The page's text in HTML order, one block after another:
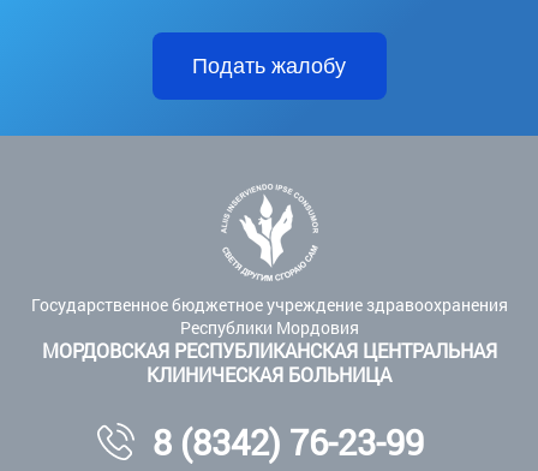
Подать жалобу
Государственное бюджетное учреждение здравоохранения
Республики Мордовия
МОРДОВСКАЯ РЕСПУБЛИКАНСКАЯ ЦЕНТРАЛЬНАЯ
КЛИНИЧЕСКАЯ БОЛЬНИЦА
8 (8342) 76-23-99